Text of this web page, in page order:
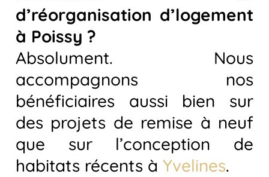
d’réorganisation d’logement
à Poissy ?
Absolument. Nous
accompagnons nos
bénéficiaires aussi bien sur
des projets de remise à neuf
que sur l’conception de
habitats récents à Yvelines.